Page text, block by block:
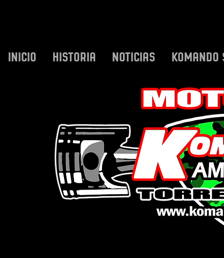
INICIO HISTORIA NOTICIAS KOMANDO